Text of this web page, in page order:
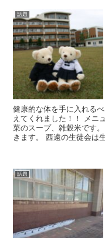
話題
健康的な体を手に入れる
えてくれました！！ メニ
菜のスープ、雑穀米です
きます。 西遠の生徒会は
話題